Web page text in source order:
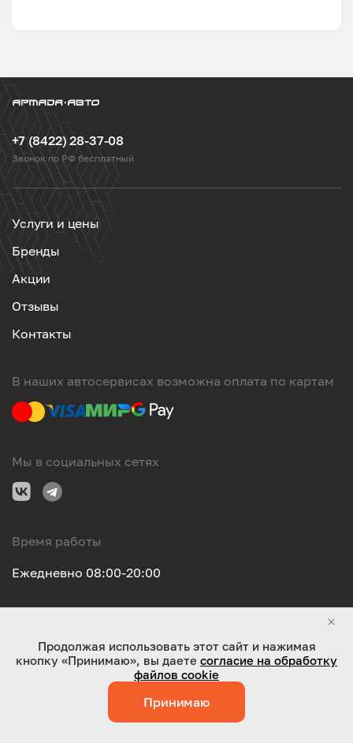
+7 (8422) 28-37-08
Звонок по РФ бесплатный
Услуги и цены
Бренды
Акции
Отзывы
Контакты
В наших автосервисах возможна оплата по картам
Мы в социальных сетях
Время работы
Ежедневно 08:00-20:00
ООО "Оригинал-сервис". Все права защищены 2026
Работает на технологиях:Jaky
Продолжая использовать этот сайт и нажимая
кнопку «Принимаю», вы даете согласие на обработку
файлов cookie
Принимаю